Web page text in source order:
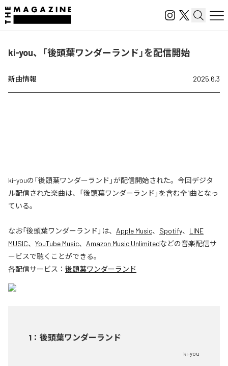
ki-you、「後頭葉ワンダーランド」を配信開始
新曲情報 2025.6.3
ki-youの「後頭葉ワンダーランド」が配信開始された。今回デジタ
ル配信された楽曲は、「後頭葉ワンダーランド」を含む全1曲となっ
ている。
なお「後頭葉ワンダーランド 」は、 Apple Music、 Spotify、 LINE
MUSIC、 YouTube Music、 Amazon Music Unlimitedなどの音楽配信サ
ービスで聴くことができる。
各配信サービス： 後頭葉ワンダーランド
1 ： 後頭葉ワンダーランド
ki-you